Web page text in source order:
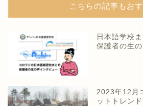
こちらの記事もお
日本語学校
保護者の生
2023年12月
ットトレンド